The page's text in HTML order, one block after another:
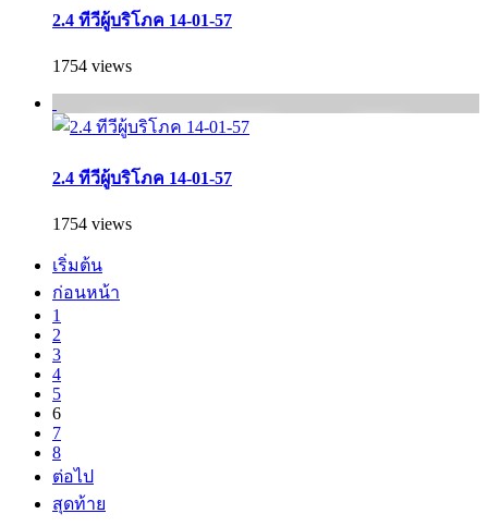
2.4 ทีวีผู้บริโภค 14-01-57
1754 views
2.4 ทีวีผู้บริโภค 14-01-57
1754 views
เริ่มต้น
ก่อนหน้า
1
2
3
4
5
6
7
8
ต่อไป
สุดท้าย